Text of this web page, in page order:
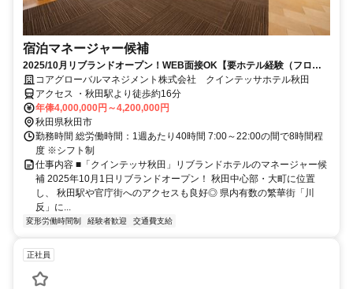
宿泊マネージャー候補
2025/10月リブランドオープン！WEB面接OK【要ホテル経験（フロン
ト・受付）経験3年以上】
コアグローバルマネジメント株式会社 クインテッサホテル秋田
アクセス ・秋田駅より徒歩約16分
年俸4,000,000円～4,200,000円
秋田県秋田市
勤務時間 総労働時間：1週あたり40時間 7:00～22:00の間で8時間程
度 ※シフト制
仕事内容 ■「クインテッサ秋田」リブランドホテルのマネージャー候
補 2025年10月1日リブランドオープン！ 秋田中心部・大町に位置
し、 秋田駅や官庁街へのアクセスも良好◎ 県内有数の繁華街「川
反」に...
変形労働時間制 経験者歓迎 交通費支給
正社員